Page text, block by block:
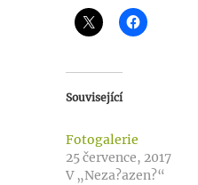
Související
Fotogalerie
25 července, 2017
V „Neza?azen?“